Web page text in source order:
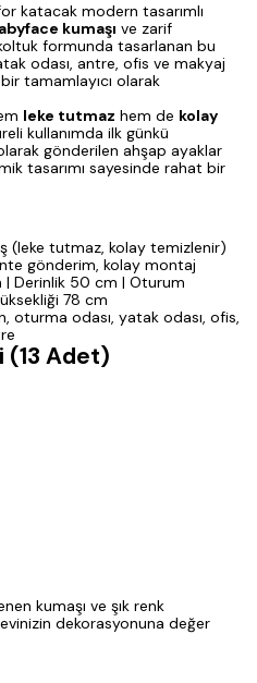
katacak modern tasarımlı
kumaşı ve zarif
formunda tasarlanan bu
odası, antre, ofis ve makyaj
tamamlayıcı olarak
leke tutmaz hem de kolay
kullanımda ilk günkü
gönderilen ahşap ayaklar
tasarımı sayesinde rahat bir
(leke tutmaz, kolay temizlenir)
gönderim, kolay montaj
| Derinlik 50 cm | Oturum
78 cm
oturma odası, yatak odası, ofis,
(13 Adet)
kumaşı ve şık renk
dekorasyonuna değer